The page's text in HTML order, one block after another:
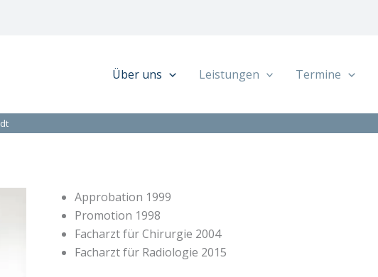
Über uns Leistungen Termine
Approbation 1999
Promotion 1998
Facharzt für Chirurgie 2004
Facharzt für Radiologie 2015